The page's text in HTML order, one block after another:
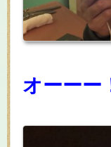
オーーー